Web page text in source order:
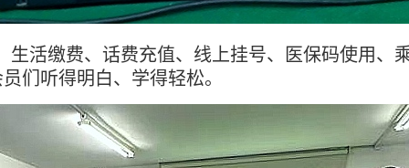
生活缴费、话费充值、线上挂号、医保码使用、
们听得明白、学得轻松。